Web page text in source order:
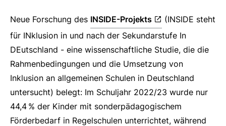
Neue Forschung des INSIDE-Projekts
(INSIDE steht
für INklusion in und nach der Sekundarstufe In
DEutschland - eine wissenschaftliche Studie, die die
Rahmenbedingungen und die Umsetzung von
Inklusion an allgemeinen Schulen in Deutschland
untersucht) belegt: Im Schuljahr 2022/23 wurde nur
44,4 % der Kinder mit sonderpädagogischem
Förderbedarf in Regelschulen unterrichtet, während